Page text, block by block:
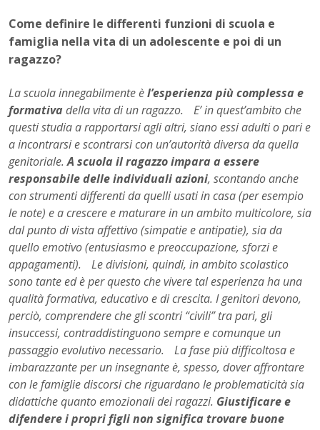
Come definire le differenti funzioni di scuola e
famiglia nella vita di un adolescente e poi di un
ragazzo?
La scuola innegabilmente èl’esperienza più complessa e
formativa della vita di un ragazzo. E’ in quest’ambito che
questi studia a rapportarsi agli altri, siano essi adulti o pari e
a incontrarsi e scontrarsi con un’autorità diversa da quella
genitoriale.A scuola il ragazzo impara a essere
responsabile delle individuali azioni, scontando anche
con strumenti differenti da quelli usati in casa (per esempio
le note) e a crescere e maturare in un ambito multicolore, sia
dal punto di vista affettivo (simpatie e antipatie), sia da
quello emotivo (entusiasmo e preoccupazione, sforzi e
appagamenti). Le divisioni, quindi, in ambito scolastico
sono tante ed è per questo che vivere tal esperienza ha una
qualità formativa, educativo e di crescita. I genitori devono,
perciò, comprendere che gli scontri “civili” tra pari, gli
insuccessi, contraddistinguono sempre e comunque un
passaggio evolutivo necessario. La fase più difficoltosa e
imbarazzante per un insegnante è, spesso, dover affrontare
con le famiglie discorsi che riguardano le problematicità sia
didattiche quanto emozionali dei ragazzi. Giustificare e
difendere i propri figli non significa trovare buone